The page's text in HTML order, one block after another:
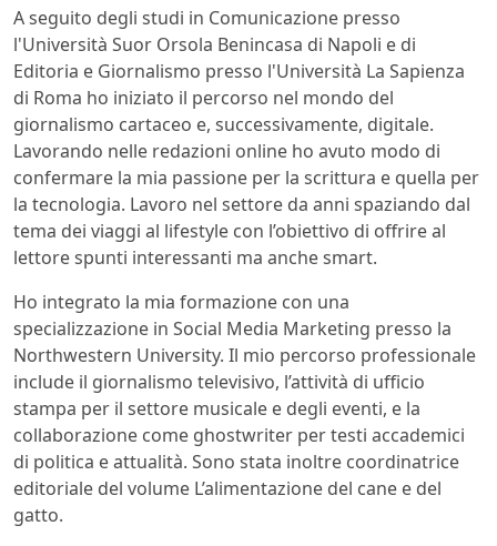
A seguito degli studi in Comunicazione presso
l'Università Suor Orsola Benincasa di Napoli e di
Editoria e Giornalismo presso l'Università La Sapienza
di Roma ho iniziato il percorso nel mondo del
giornalismo cartaceo e, successivamente, digitale.
Lavorando nelle redazioni online ho avuto modo di
confermare la mia passione per la scrittura e quella per
la tecnologia. Lavoro nel settore da anni spaziando dal
tema dei viaggi al lifestyle con l’obiettivo di offrire al
lettore spunti interessanti ma anche smart.
Ho integrato la mia formazione con una
specializzazione in Social Media Marketing presso la
Northwestern University. Il mio percorso professionale
include il giornalismo televisivo, l’attività di ufficio
stampa per il settore musicale e degli eventi, e la
collaborazione come ghostwriter per testi accademici
di politica e attualità. Sono stata inoltre coordinatrice
editoriale del volume L’alimentazione del cane e del
gatto.